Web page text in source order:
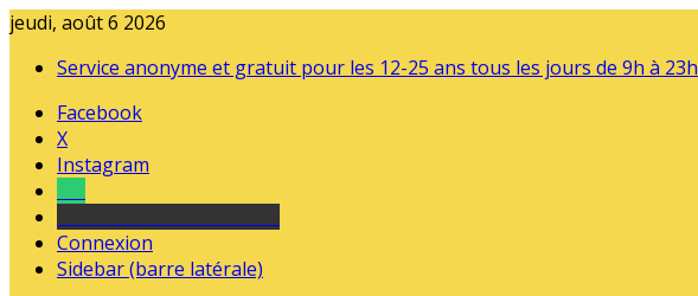
jeudi, août 6 2026
Service anonyme et gratuit pour les 12-25 ans tous les jours de 9h à 23h
Facebook
X
Instagram
Connexion
Sidebar (barre latérale)